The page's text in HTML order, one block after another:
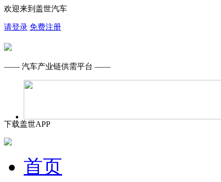
欢迎来到盖世汽车
请登录 免费注册
—— 汽车产业链供需平台 ——
下载盖世APP
首页